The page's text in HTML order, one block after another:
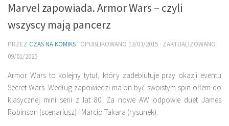
Marvel zapowiada. Armor Wars – czyli
wszyscy mają pancerz
PRZEZ CZAS NA KOMIKS · OPUBLIKOWANO 13/03/2015 · ZAKTUALIZOWANO
09/01/2025
Armor Wars to kolejny tytuł, który zadebiutuje przy okazji eventu
Secret Wars. Według zapowiedzi ma on być swoistym spin offem do
klasycznej mini serii z lat 80. Za nowe AW odpowie duet James
Robinson (scenariusz) i Marcio Takara (rysunek).